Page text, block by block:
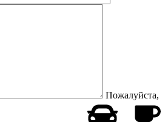
Пожалуйста,